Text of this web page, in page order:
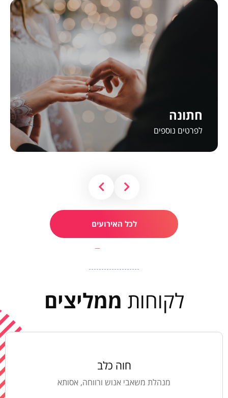
חתונה
לפרטים נוספים
לכל האירועים
לקוחות ממליצים
חוה כלב
מנהלת משאבי אנוש ורווחה, אסותא